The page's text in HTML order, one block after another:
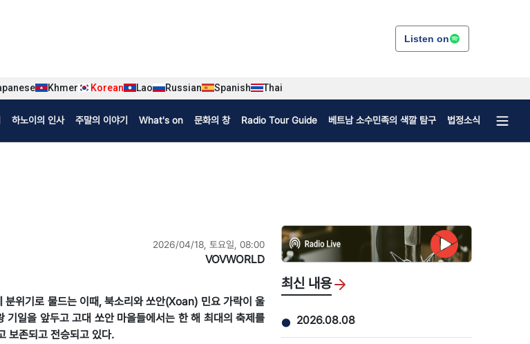
Listen on
Khmer Korean Lao Russian Spanish Thai
하노이의 인사 주말의 이야기 What's on 문화의 창 Radio Tour Guide 베트남 소수민족의 색깔 탐구 법정소식
2026/04/18, 토요일, 08:00
VOVWORLD
위기로 물드는 이때, 북소리와 쏘안(Xoan) 민요 가락이 울
일을 앞두고 고대 쏘안 마을들에서는 한 해 최대의 축제를
보존되고 전승되고 있다.
최신 내용
● 2026.08.08